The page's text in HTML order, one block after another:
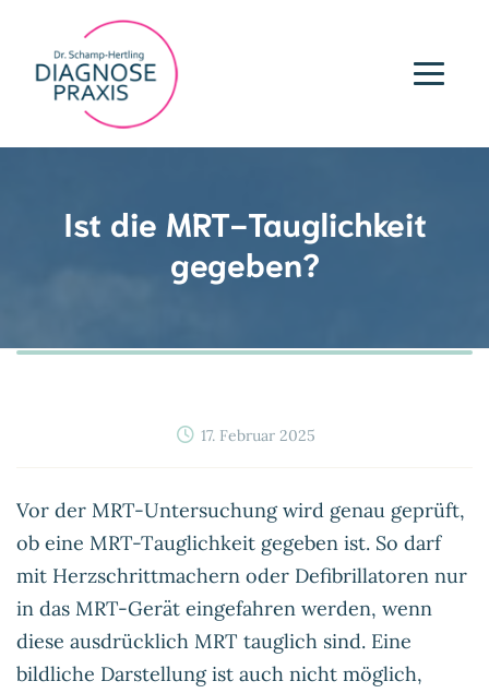
Ist die MRT-Tauglichkeit
gegeben?
17. Februar 2025
Vor der MRT-Untersuchung wird genau geprüft,
ob eine MRT-Tauglichkeit gegeben ist. So darf
mit Herzschrittmachern oder Defibrillatoren nur
in das MRT-Gerät eingefahren werden, wenn
diese ausdrücklich MRT tauglich sind. Eine
bildliche Darstellung ist auch nicht möglich,